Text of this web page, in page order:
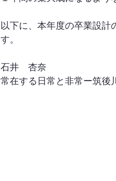
以下に、本年度の卒業設計
す。
石井　杏奈
常在する日常と非常ー筑後